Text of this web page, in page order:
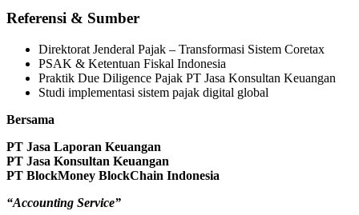
Referensi & Sumber
Direktorat Jenderal Pajak – Transformasi Sistem Coretax
PSAK & Ketentuan Fiskal Indonesia
Praktik Due Diligence Pajak PT Jasa Konsultan Keuangan
Studi implementasi sistem pajak digital global
Bersama
PT Jasa Laporan Keuangan
PT Jasa Konsultan Keuangan
PT BlockMoney BlockChain Indonesia
“Accounting Service”